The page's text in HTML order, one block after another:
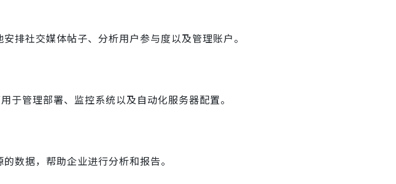
排社交媒体帖子、分析用户参与度以及管理账户。
于管理部署、监控系统以及自动化服务器配置。
数据，帮助企业进行分析和报告。